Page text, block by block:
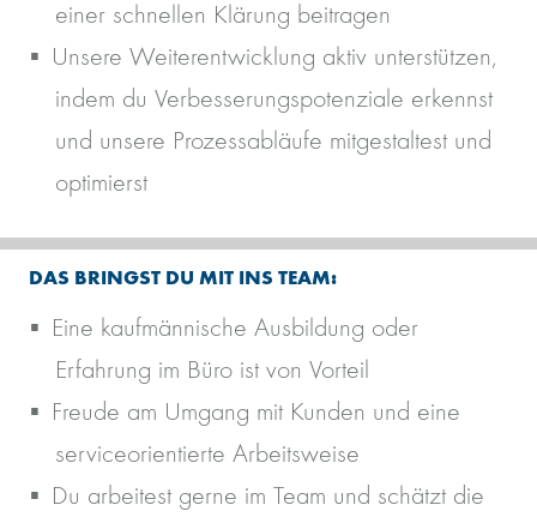
einer schnellen Klärung beitragen
Unsere Weiterentwicklung aktiv unterstützen,
indem du Verbesserungspotenziale erkennst
und unsere Prozessabläufe mitgestaltest und
optimierst
DAS BRINGST DU MIT INS TEAM:
Eine kaufmännische Ausbildung oder
Erfahrung im Büro ist von Vorteil
Freude am Umgang mit Kunden und eine
serviceorientierte Arbeitsweise
Du arbeitest gerne im Team und schätzt die